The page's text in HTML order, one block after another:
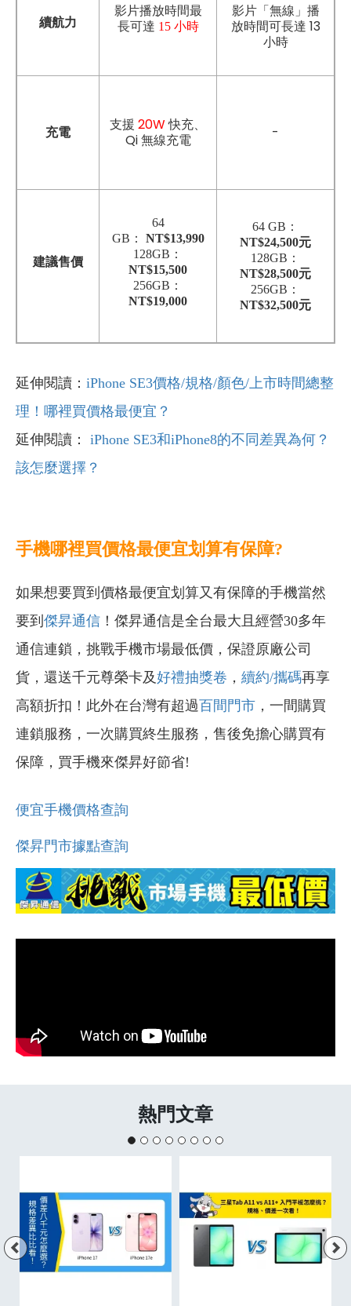
續航力
影片播放時間最
長可達 15 小時
影片「無線」播
放時間可長達 13
小時
充電 支援 20W快充、
Qi 無線充電
-
建議售價
64
GB： NT$13,990
128GB：
NT$15,500
256GB：
NT$19,000
64 GB：
NT$24,500元
128GB：
NT$28,500元
256GB：
NT$32,500元
延伸閱讀： iPhone SE3價格/規格/顏色/上市時間總整
理！哪裡買價格最便宜？
延伸閱讀：
iPhone SE3和iPhone8的不同差異為何？
該怎麼選擇？
手機哪裡買價格最便宜划算有保障?
如果想要買到價格最便宜划算又有保障的手機當然
要到 傑昇通信 ！傑昇通信是全台最大且經營30多年
通信連鎖，挑戰手機市場最低價，保證原廠公司
貨，還送千元尊榮卡及好禮抽獎卷 ， 續約/攜碼再享
高額折扣！此外在台灣有超過百間門市 ，一間購買
連鎖服務，一次購買終生服務，售後免擔心購買有
保障，買手機來傑昇好節省!
便宜手機價格查詢
傑昇門市據點查詢
熱門文章